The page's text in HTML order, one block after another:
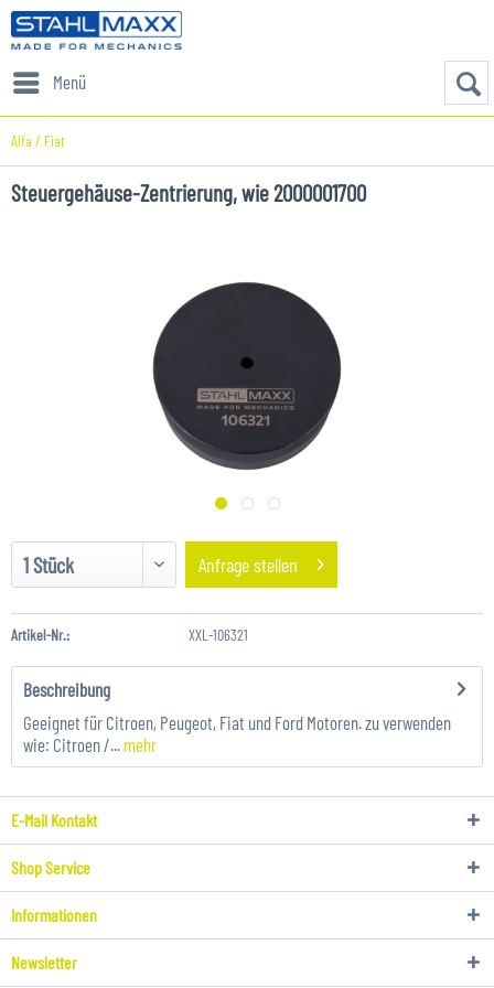
Menü
Alfa / Fiat
Steuergehäuse-Zentrierung, wie 2000001700
Anfrage stellen
Artikel-Nr.: XXL-106321
Beschreibung
Geeignet für Citroen, Peugeot, Fiat und Ford Motoren. zu verwenden
wie: Citroen /... mehr
E-Mail Kontakt
Shop Service
Informationen
Newsletter